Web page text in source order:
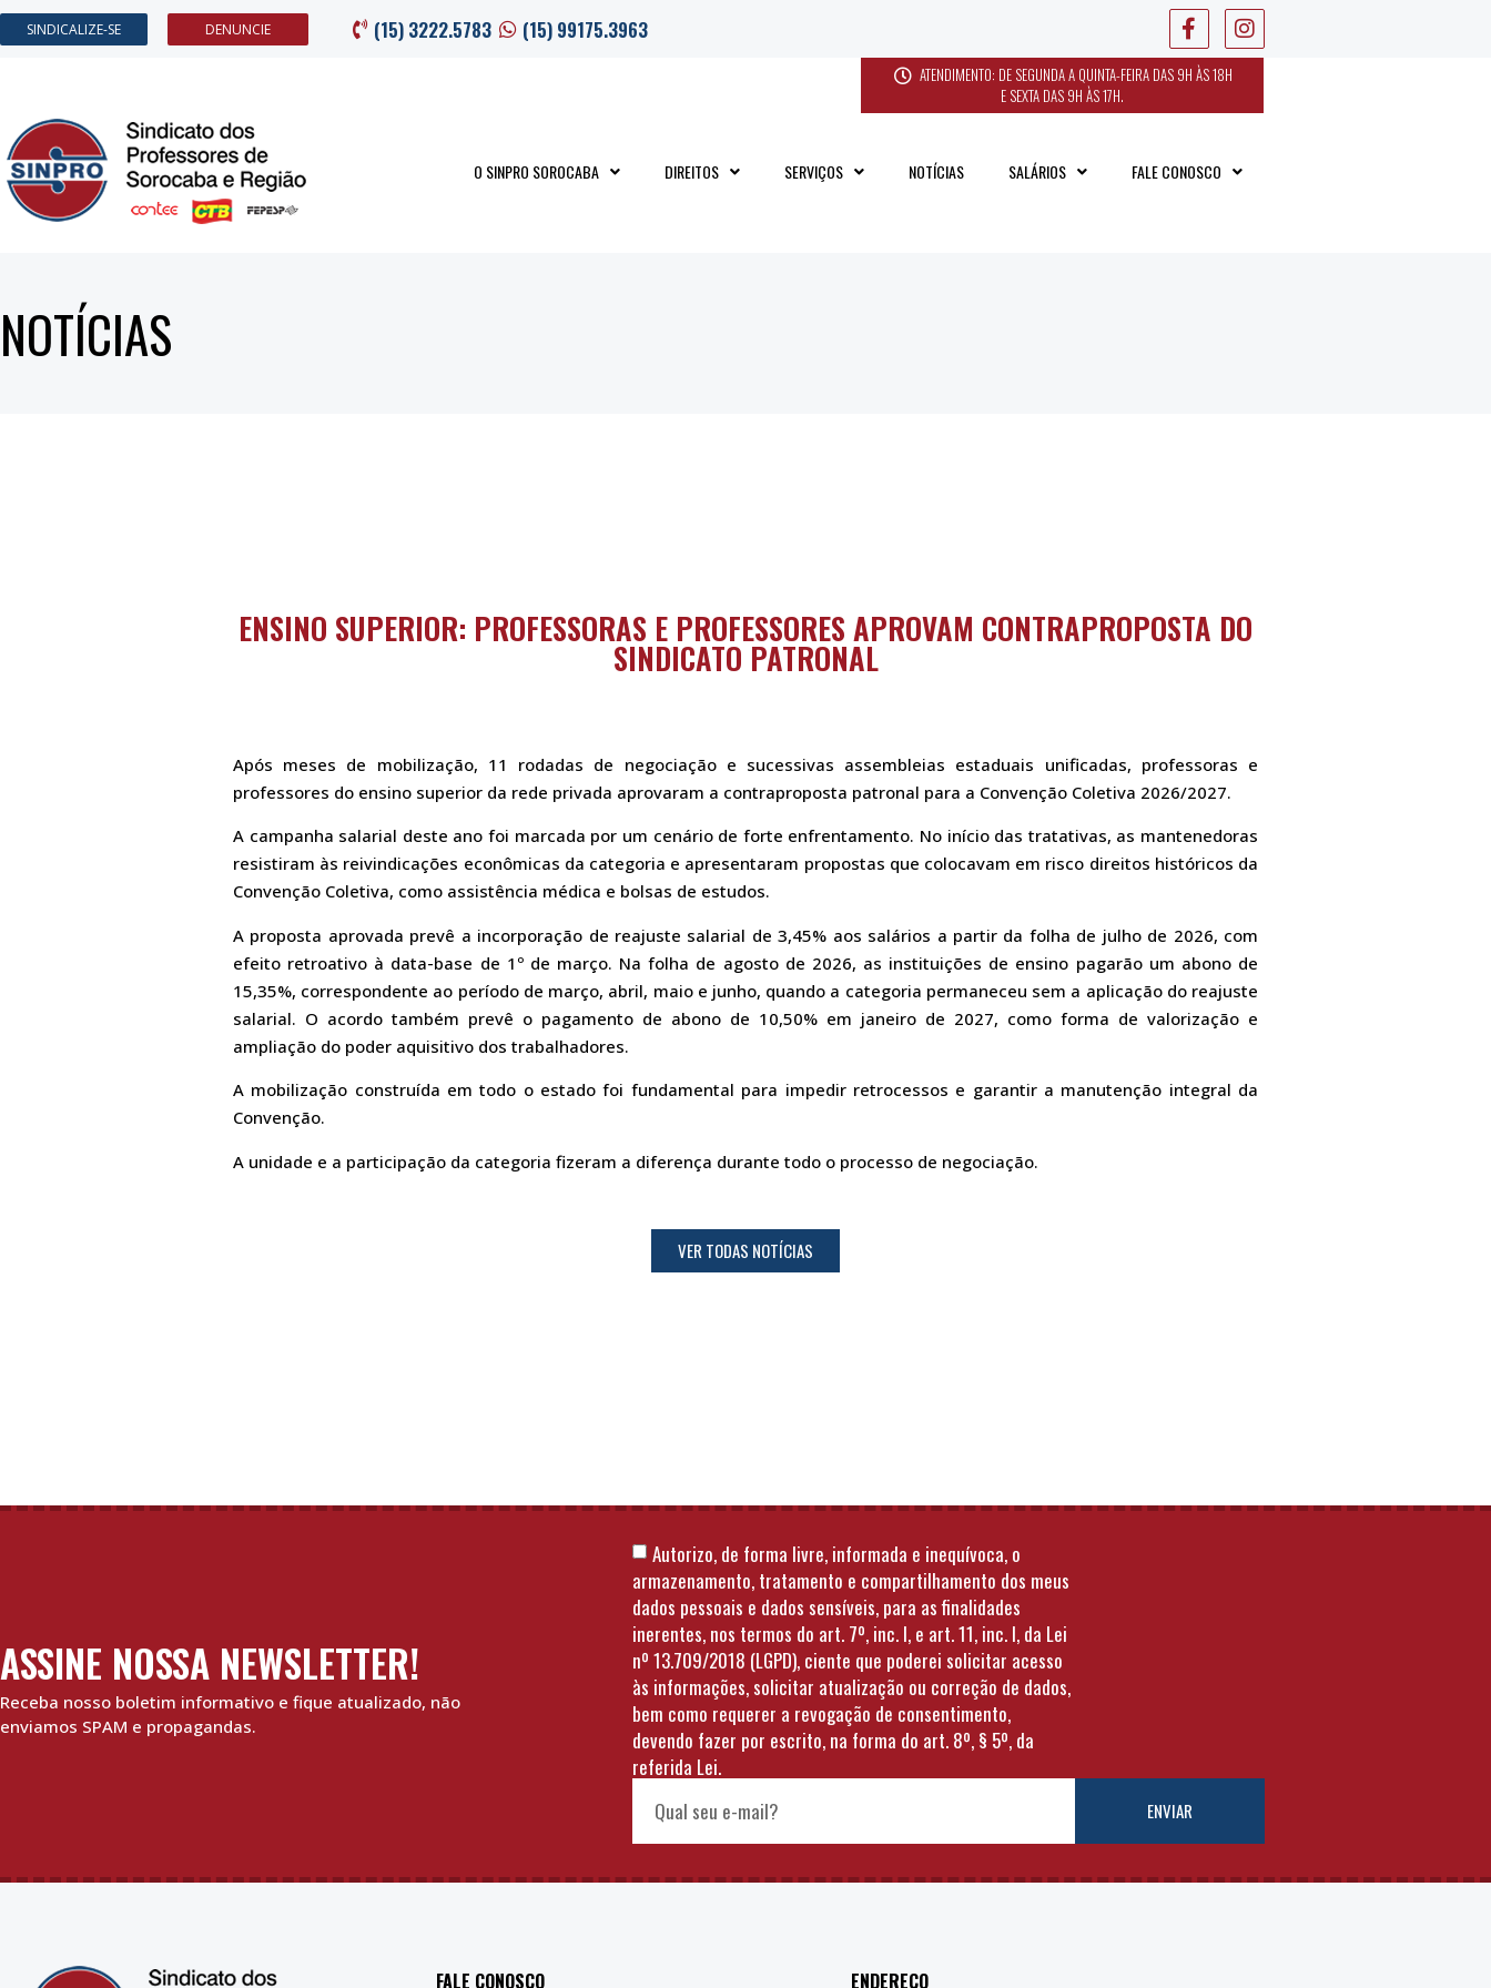
SINDICALIZE-SE DENUNCIE (15) 3222.5783 (15) 99175.3963
ATENDIMENTO: DE SEGUNDA A QUINTA-FEIRA DAS 9H ÀS 18H
E SEXTA DAS 9H ÀS 17H.
O SINPRO SOROCABA DIREITOS SERVIÇOS NOTÍCIAS SALÁRIOS FALE CONOSCO
NOTÍCIAS
ENSINO SUPERIOR: PROFESSORAS E PROFESSORES APROVAM CONTRAPROPOSTA DO
SINDICATO PATRONAL
Após meses de mobilização, 11 rodadas de negociação e sucessivas assembleias estaduais unificadas, professoras e
professores do ensino superior da rede privada aprovaram a contraproposta patronal para a Convenção Coletiva 2026/2027.
A campanha salarial deste ano foi marcada por um cenário de forte enfrentamento. No início das tratativas, as mantenedoras
resistiram às reivindicações econômicas da categoria e apresentaram propostas que colocavam em risco direitos históricos da
Convenção Coletiva, como assistência médica e bolsas de estudos.
A proposta aprovada prevê a incorporação de reajuste salarial de 3,45% aos salários a partir da folha de julho de 2026, com
efeito retroativo à data-base de 1º de março. Na folha de agosto de 2026, as instituições de ensino pagarão um abono de
15,35%, correspondente ao período de março, abril, maio e junho, quando a categoria permaneceu sem a aplicação do reajuste
salarial. O acordo também prevê o pagamento de abono de 10,50% em janeiro de 2027, como forma de valorização e
ampliação do poder aquisitivo dos trabalhadores.
A mobilização construída em todo o estado foi fundamental para impedir retrocessos e garantir a manutenção integral da
Convenção.
A unidade e a participação da categoria fizeram a diferença durante todo o processo de negociação.
VER TODAS NOTÍCIAS
ASSINE NOSSA NEWSLETTER!
Receba nosso boletim informativo e fique atualizado, não
enviamos SPAM e propagandas.
Autorizo, de forma livre, informada e inequívoca, o
armazenamento, tratamento e compartilhamento dos meus
dados pessoais e dados sensíveis, para as finalidades
inerentes, nos termos do art. 7º, inc. I, e art. 11, inc. I, da Lei
nº 13.709/2018 (LGPD), ciente que poderei solicitar acesso
às informações, solicitar atualização ou correção de dados,
bem como requerer a revogação de consentimento,
devendo fazer por escrito, na forma do art. 8º, § 5º, da
referida Lei.
ENVIAR
FALE CONOSCO ENDEREÇO